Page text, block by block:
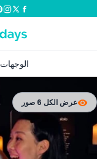
الوجهات
عرض الكل 6 صور